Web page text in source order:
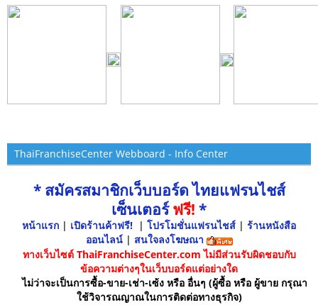
ThaiFranchiseCenter Webboard - Info Center
* สมัครสมาชิกเว็บบอร์ด ไทยแฟรนไชส์
เซ็นเตอร์ฟรี! *
หน้าแรก | เปิดร้านค้าฟรี! | โปรโมชั่นแฟรนไชส์ | ร้านหนังสือ
ออนไลน์ | สนใจลงโฆษณา
ทางเว็บไซต์ ThaiFranchiseCenter.com ไม่มีส่วนรับผิดชอบกับ
ข้อความต่างๆในเว็บบอร์ดแต่อย่างใด
ไม่ว่าจะเป็นการซื้อ-ขาย-เช่า-เซ้ง หรือ อื่นๆ (ผู้ซื้อ หรือ ผู้ขาย กรุณา
ใช้วิจารณญาณในการติดต่อทางธุรกิจ)